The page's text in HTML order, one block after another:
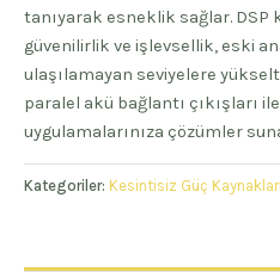
tanıyarak esneklik sağlar.
güvenilirlik ve işlevsellik, eski
ulaşılamayan seviyelere
paralel akü bağlantı çıkışları
uygulamalarınıza çözümler
Kategoriler: Kesintisiz Güç Kaynakları